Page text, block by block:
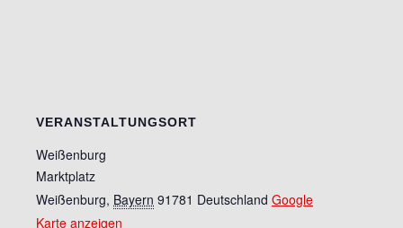
VERANSTALTUNGSORT
Weißenburg
Marktplatz
Weißenburg, Bayern 91781 Deutschland Google
Karte anzeigen